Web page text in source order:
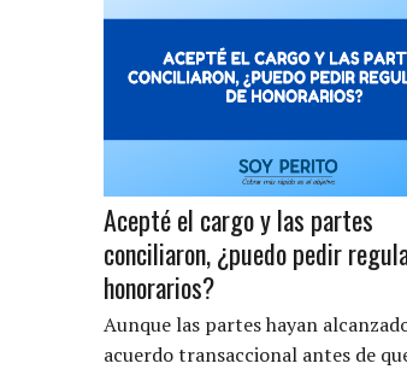
Acepté el cargo y las partes
conciliaron, ¿puedo pedir
honorarios?
Aunque las partes hayan
acuerdo transaccional antes de